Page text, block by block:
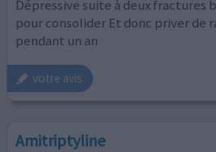
Dépressive suite à deux fractures
pour consolider Et donc priver de
pendant un an
votre avis
Amitriptyline